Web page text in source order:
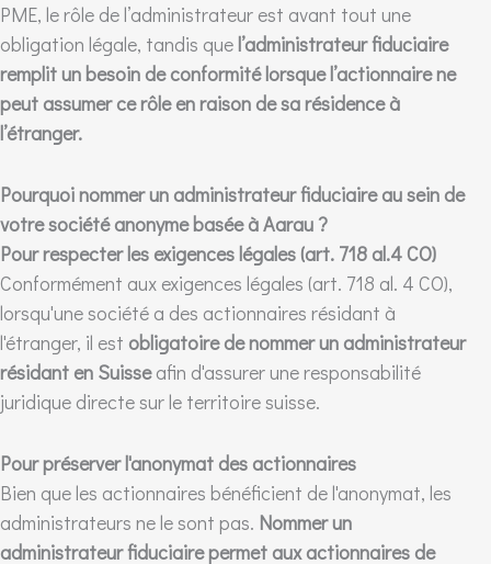
PME, le rôle de l’administrateur est avant tout une
obligation légale, tandis quel’administrateur fiduciaire
remplit un besoin de conformité lorsque l’actionnaire ne
peut assumer ce rôle en raison de sa résidence à
l’étranger.
Pourquoi nommer un administrateur fiduciaire au sein de
votre société anonyme basée à Aarau ?
Pour respecter les exigences légales (art. 718 al.4 CO)
Conformément aux exigences légales (art. 718 al. 4 CO),
lorsqu'une société a des actionnaires résidant à
l'étranger, il est obligatoire de nommer un administrateur
résidant en Suisseafin d'assurer une responsabilité
juridique directe sur le territoire suisse.
Pour préserver l'anonymat des actionnaires
Bien que les actionnaires bénéficient de l'anonymat, les
administrateurs ne le sont pas. Nommer un
administrateur fiduciaire permet aux actionnaires de